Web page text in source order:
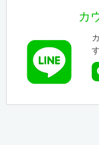
カ